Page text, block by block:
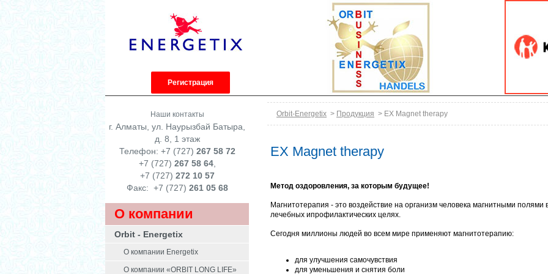
Регистрация
Наши контакты
г. Алматы, ул. Наурызбай Батыра,
д. 8, 1 этаж
Телефон: +7 (727) 267 58 72
+7 (727) 267 58 64,
+7 (727) 272 10 57
Факс: +7 (727) 261 05 68
О компании
Orbit - Energetix
О компании Energetix
О компании «ORBIT LONG LIFE»
Orbit-Energetix > Продукция > EX Magnet therapy
EX Magnet therapy
Метод оздоровления, за которым будущее!
Магнитотерапия - это воздействие на организм человека магнитными полями
лечебных ипрофилактических целях.
Сегодня миллионы людей во всем мире применяют магнитотерапию:
для улучшения самочувствия
для уменьшения и снятия боли